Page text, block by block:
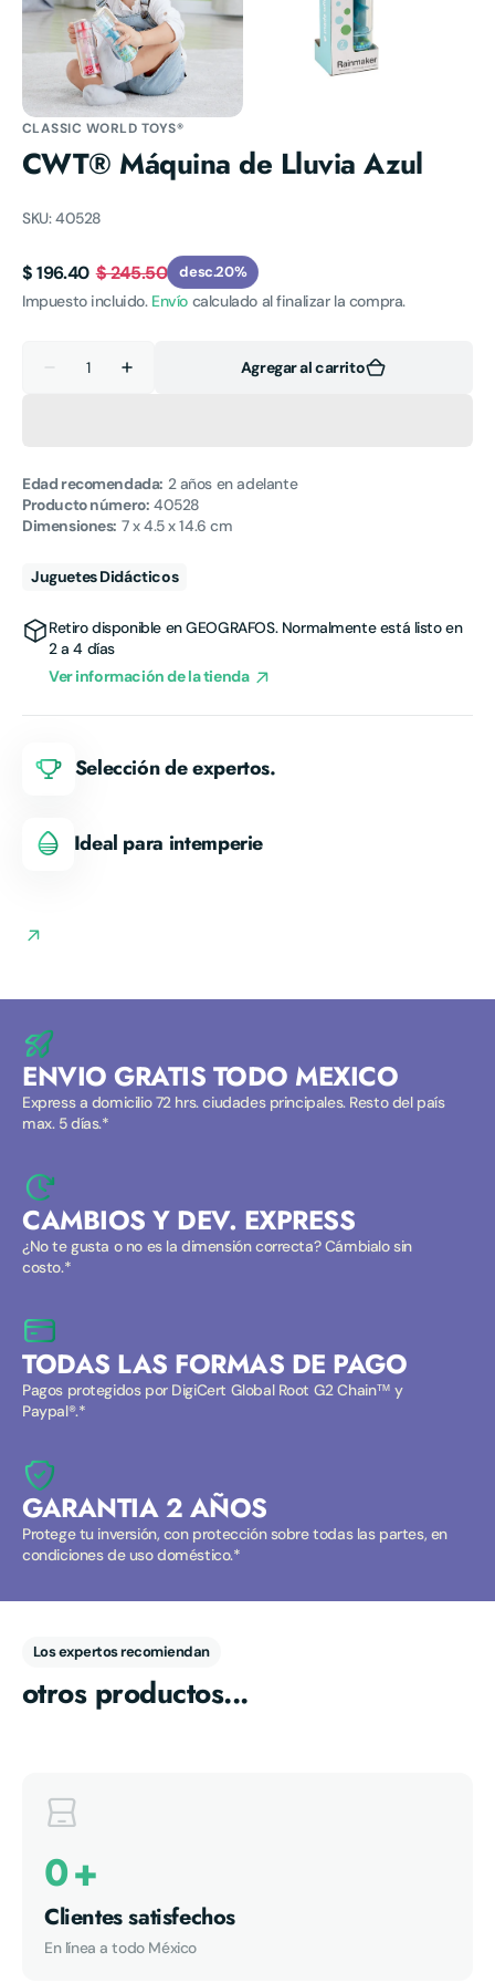
Abrir
elemento
multimedia
3
en
vista
de
galería
Abrir
elemento
multimedia
4
CLASSIC WORLD TOYS®
CWT® Máquina de Lluvia Azul
SKU:40528
Precio
de
$ 196.40
Precio
habitual
$ 245.50 desc.20%
Impuesto incluido. Envío calculado al finalizar la compra.
Reducir
Azul
Aumentar
Azul
Agregar al carrito
Edad recomendada: 2 años en adelante
Producto número: 40528
Dimensiones: 7 x 4.5 x 14.6 cm
Juguetes Didácticos
Retiro disponible enGEOGRAFOS. Normalmente está listo en
2 a 4 días
Ver información de la tienda
Selección de expertos.
Ideal para intemperie
ENVIO GRATIS TODO MEXICO
Express a domicilio 72 hrs. ciudades principales. Resto del país
max. 5 días.*
CAMBIOS Y DEV. EXPRESS
¿No te gusta o no es la dimensión correcta? Cámbialo sin
costo.*
TODAS LAS FORMAS DE PAGO
Pagos protegidos por DigiCert Global Root G2 Chain™ y
Paypal®.*
GARANTIA 2 AÑOS
Protege tu inversión, con protección sobre todas las partes, en
condiciones de uso doméstico.*
Los expertos recomiendan
otros productos...
0+
Clientes satisfechos
En línea a todo México
5.00
“Compré un Rex de Toy Story y aunque la